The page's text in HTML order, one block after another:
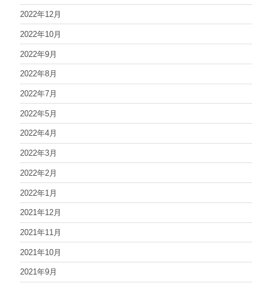
2022年12月
2022年10月
2022年9月
2022年8月
2022年7月
2022年5月
2022年4月
2022年3月
2022年2月
2022年1月
2021年12月
2021年11月
2021年10月
2021年9月